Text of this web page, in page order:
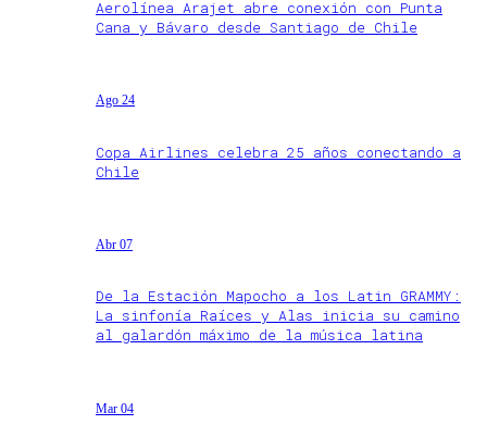
Aerolínea Arajet abre conexión con Punta
Cana y Bávaro desde Santiago de Chile
Ago 24
Copa Airlines celebra 25 años conectando a
Chile
Abr 07
De la Estación Mapocho a los Latin GRAMMY:
La sinfonía Raíces y Alas inicia su camino
al galardón máximo de la música latina
Mar 04